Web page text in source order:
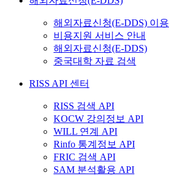
해외자료신청(E-DDS) 이
비용지원 서비스 안내
해외자료신청(E-DDS)
중국대학 자료 검색
RISS API 센터
RISS 검색 API
KOCW 강의정보 API
WILL 연계 API
Rinfo 통계정보 API
FRIC 검색 API
SAM 분석활용 API